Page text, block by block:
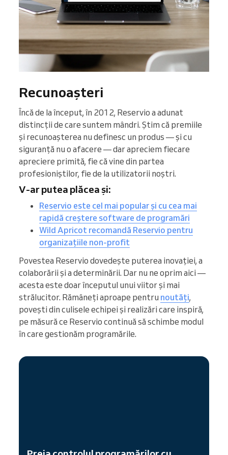
Recunoașteri
Încă de la început, în 2012, Reservio a adunat
distincții de care suntem mândri. Știm că premiile
și recunoașterea nu definesc un produs — și cu
siguranță nu o afacere — dar apreciem fiecare
apreciere primită, fie că vine din partea
profesioniștilor, fie de la utilizatorii noștri.
V-ar putea plăcea și:
Reservio este cel mai popular și cu cea mai
rapidă creștere software de programări
Wild Apricot recomandă Reservio pentru
organizațiile non-profit
Povestea Reservio dovedește puterea inovației, a
colaborării și a determinării. Dar nu ne oprim aici —
acesta este doar începutul unui viitor și mai
strălucitor. Rămâneți aproape pentru noutăți,
povești din culisele echipei și realizări care inspiră,
pe măsură ce Reservio continuă să schimbe modul
în care gestionăm programările.